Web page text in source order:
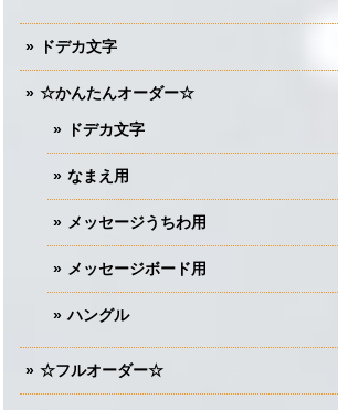
ドデカ文字
☆かんたんオーダー☆
ドデカ文字
なまえ用
メッセージうちわ用
メッセージボード用
ハングル
☆フルオーダー☆